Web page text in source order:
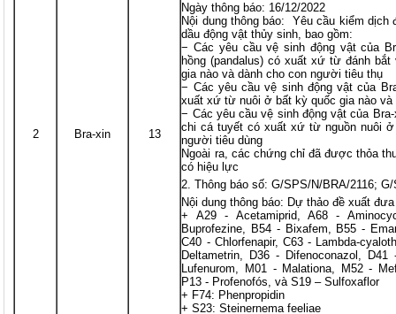
2 Bra-xin 13
Ngày thông báo: 16/12/2022
Nội dung thông báo: Yêu cầu kiểm
dầu động vật thủy sinh, bao gồm:
− Các yêu cầu vệ sinh động vật của
hồng (pandalus) có xuất xứ từ đánh
gia nào và dành cho con người tiêu thụ
− Các yêu cầu vệ sinh động vật của
xuất xứ từ nuôi ở bất kỳ quốc gia nào
− Các yêu cầu vệ sinh động vật của
chi cá tuyết có xuất xứ từ nguồn nuôi
người tiêu dùng
Ngoài ra, các chứng chỉ đã được thỏa
có hiệu lực
Thông báo số: G/SPS/N/BRA/2116;
Nội dung thông báo: Dự thảo đề xuất
+ A29 - Acetamiprid, A68 -
Buprofezine, B54 - Bixafem, B55 -
C40 - Chlorfenapir, C63 - Lambda-
Deltametrin, D36 - Difenoconazol,
Lufenurom, M01 - Malationa, M52 -
P13 - Profenofós, và S19 – Sulfoxaflor
+ F74: Phenpropidin
+ S23: Steinernema feeliae